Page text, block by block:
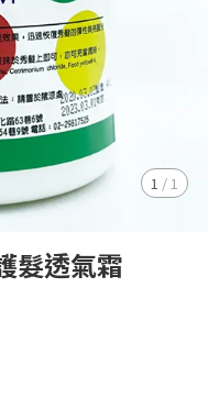
1 / 1
髮透氣霜